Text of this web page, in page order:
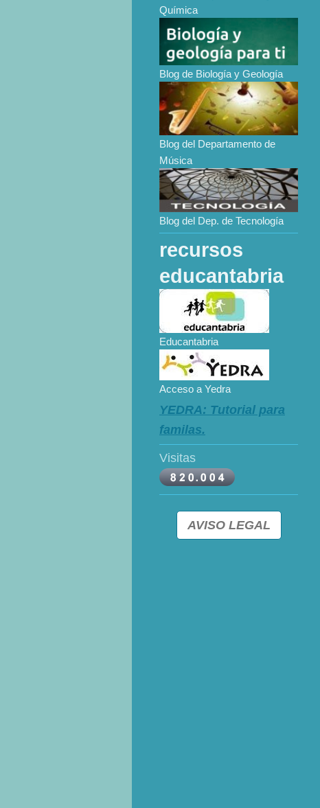
Química
Blog de Biología y Geología
Blog del Departamento de
Música
Blog del Dep. de Tecnología
recursos
educantabria
Educantabria
Acceso a Yedra
YEDRA: Tutorial para
familas.
Visitas
AVISO LEGAL